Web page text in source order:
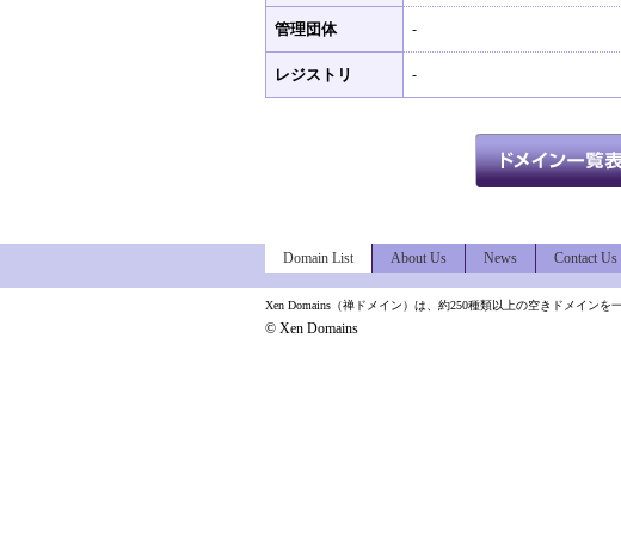
管理団体 -
レジストリ -
Domain List About Us News Contact Us
Xen Domains（禅ドメイン）は、約250種類以上の空きドメインを
© Xen Domains